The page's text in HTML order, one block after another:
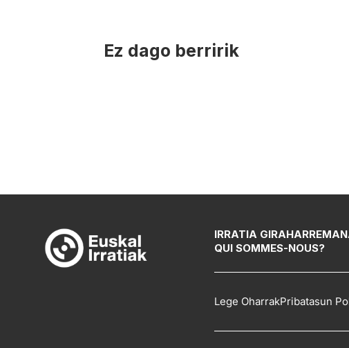
Ez dago berririk
IRRATIA GIRA
QUI SOMMES-NOUS?
Lege OharrakPribatasun